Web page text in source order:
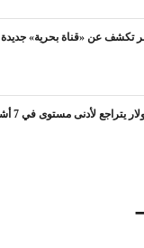
تكشف عن «قناة بحرية» جديدة
يتراجع لأدنى مستوى في 7 أشهر